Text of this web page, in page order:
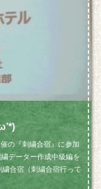
の『刺繍合宿』に参加
データー作成中級編を
合宿（刺繍合宿行って